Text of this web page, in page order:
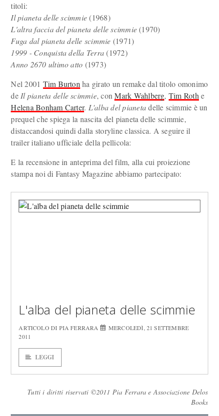
titoli:
Il pianeta delle scimmie(1968)
L'altra faccia del pianeta delle scimmie(1970)
Fuga dal pianeta delle scimmie (1971)
1999 - Conquista della Terra(1972)
Anno 2670 ultimo atto (1973)
Nel 2001 Tim Burton ha girato un remake dal titolo omonimo
de Il pianeta delle scimmie, conMark Wahlberg, Tim Roth e
Helena Bonham Carter. L'alba del pianetadelle scimmie è un
prequel che spiega la nascita del pianeta delle scimmie,
distaccandosi quindi dalla storyline classica. A seguire il
trailer italiano ufficiale della pellicola:
E la recensione in anteprima del film, alla cui proiezione
stampa noi di Fantasy Magazine abbiamo partecipato:
L'alba del pianeta delle scimmie
ARTICOLO DI PIA FERRARA
MERCOLEDÌ, 21 SETTEMBRE
2011
LEGGI
Tutti i diritti riservati ©2011 Pia Ferrara e Associazione Delos
Books